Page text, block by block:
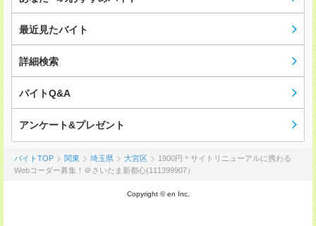
最近見たバイト
詳細検索
バイトQ&A
アンケート&プレゼント
バイトTOP 関東 埼玉県 大宮区
1900円＊サイトリニューアルに携わる
Webコーダー募集！＠さいたま新都心(111399907）
Copyright © en Inc.